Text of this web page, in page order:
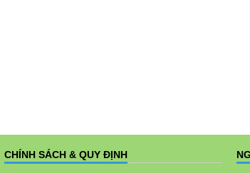
CHÍNH SÁCH & QUY ĐỊNH